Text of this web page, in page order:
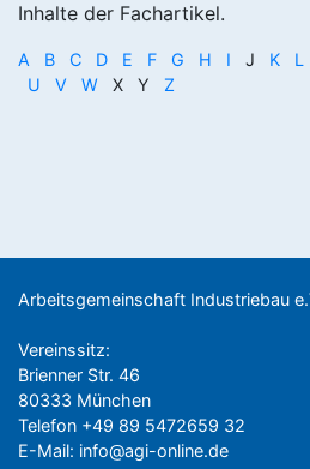
Inhalte der Fachartikel.
A B C D E F G H I J K L
U
V W X Y Z
Arbeitsgemeinschaft Industriebau
Vereinssitz:
Brienner Str. 46
80333 München
Telefon +49 89 5472659 32
E-Mail: info@agi-online.de